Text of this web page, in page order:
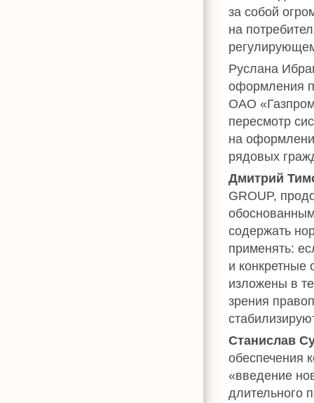
за собой
на
Руслана
оформления
ОАО
пересмотр
на
рядовых
Дмитрий
GROUP,
содержать
применять:
и
изложены в
зрения
Станислав
обеспечения
«введение
длительного